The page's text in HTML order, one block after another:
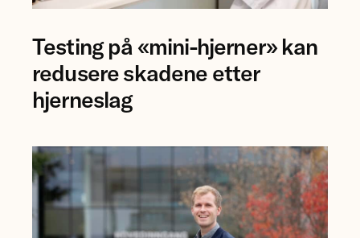
Jing
Ye
ved
NTNU.
Testing på «mini-hjerner» kan
redusere skadene etter
hjerneslag